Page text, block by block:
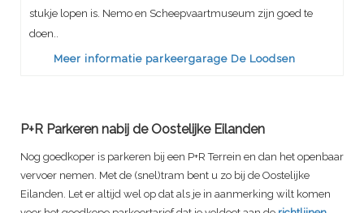
stukje lopen is. Nemo en Scheepvaartmuseum zijn goed te
doen..
Meer informatie parkeergarage De Loodsen
P+R Parkeren nabij de Oostelijke Eilanden
Nog goedkoper is parkeren bij een P+R Terrein en dan het openbaar
vervoer nemen. Met de (snel)tram bent u zo bij de Oostelijke
Eilanden. Let er altijd wel op dat als je in aanmerking wilt komen